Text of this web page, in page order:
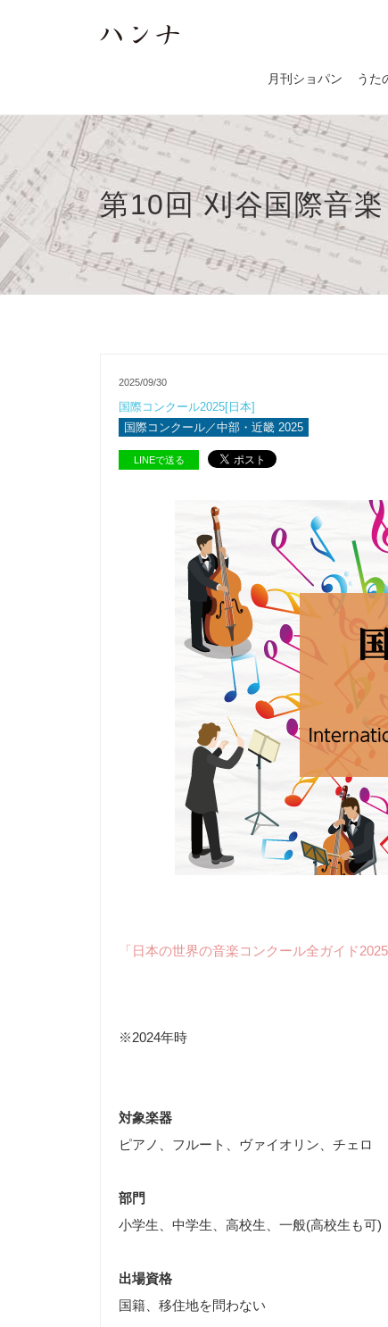
月刊ショパン うた
第10回 刈谷国際音
2025/09/30
国際コンクール2025[日本]
国際コンクール／中部・近畿 2025
LINEで送る
「日本の世界の音楽コンクール全ガイド
※2024年時
対象楽器
ピアノ、フルート、ヴァイオリン、チェロ
部門
小学生、中学生、高校生、一般(高校生も可)
出場資格
国籍、移住地を問わない